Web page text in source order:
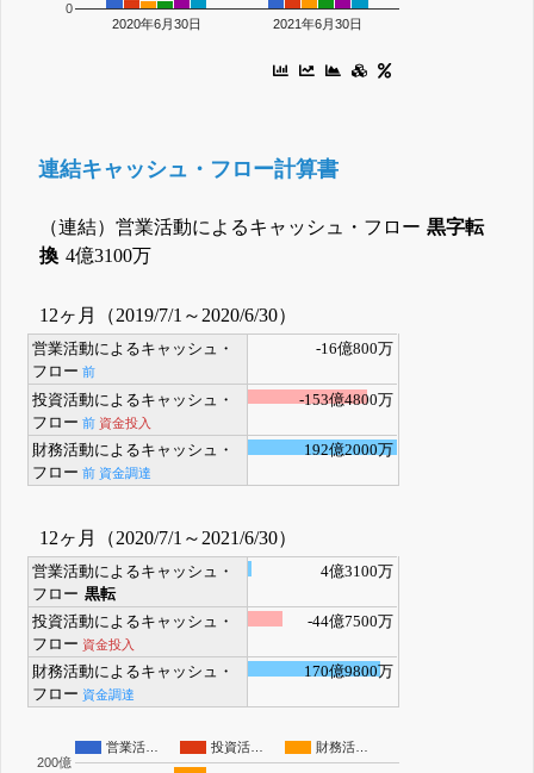
2020年6月30日 2021年6月30日
0
連結キャッシュ・フロー計算書
（連結）営業活動によるキャッシュ・フロー 黒字転
換 4億3100万
12ヶ月（2019/7/1～2020/6/30）
営業活動によるキャッシュ・
フロー 前
-16億800万
投資活動によるキャッシュ・
フロー 前 資金投入
-153億4800万
財務活動によるキャッシュ・
フロー 前 資金調達
192億2000万
12ヶ月（2020/7/1～2021/6/30）
営業活動によるキャッシュ・
フロー 黒転
4億3100万
投資活動によるキャッシュ・
フロー 資金投入
-44億7500万
財務活動によるキャッシュ・
フロー 資金調達
170億9800万
営業活… 投資活…
財務活…
200億